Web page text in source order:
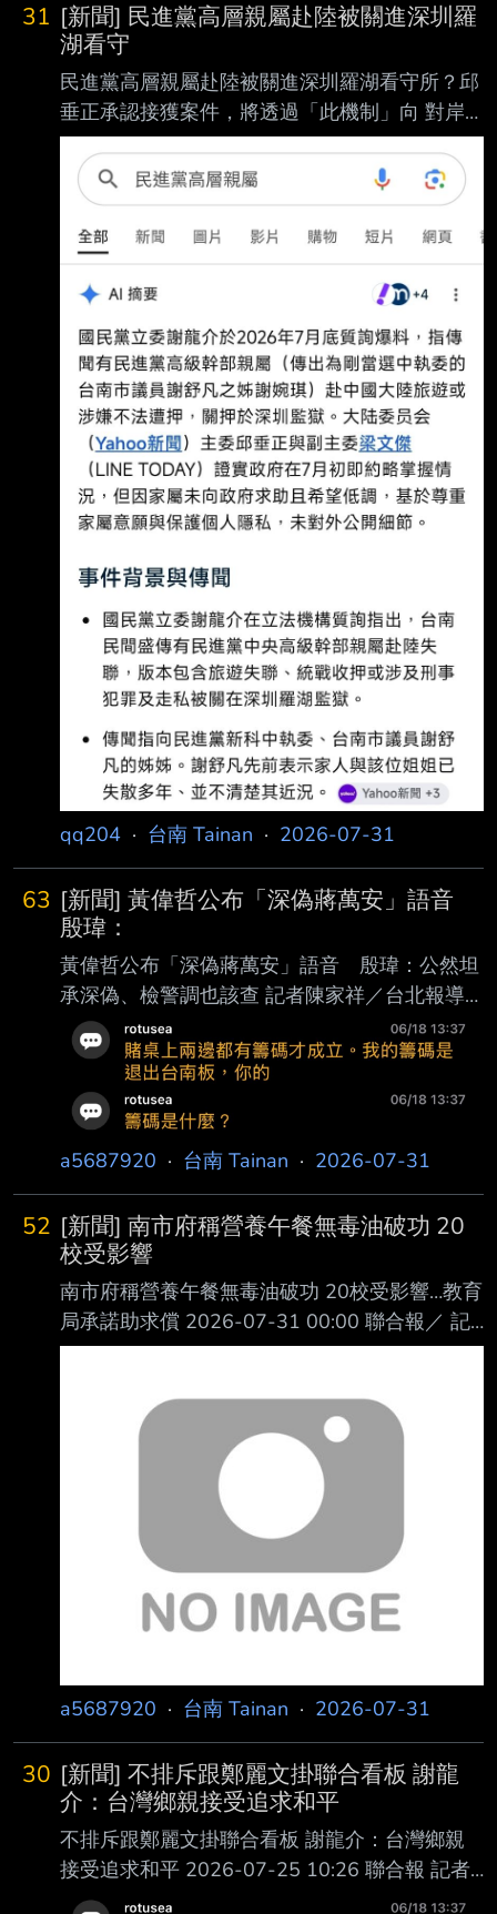
31 [新聞] 民進黨高層親屬赴陸被關進深圳羅
湖看守
民進黨高層親屬赴陸被關進深圳羅湖看守所？邱
垂正承認接獲案件，將透過「此機制」向 對岸
了解 https://www.storm.mg/article/11152468
國民黨籍立委謝龍介7月29日質詢時指出，有民
進黨高層幹部的親屬在大陸失蹤，有人說 卡到
刑事案件，被關在深圳羅湖看守所，陸委會是否
有掌握？邱垂正表示，昨天下午有接 到案件，
會透過兩岸共打機制向對岸問，會積極了解個案
實質幫助家屬。 外傳一名 陸委會主委邱垂正29
日赴立法院報告並備詢。 國民黨籍立委謝龍介
質詢時指出，外傳民進黨高層幹部的親屬到大陸
失
qq204 · 台南 Tainan · 2026-07-31
63 [新聞] 黃偉哲公布「深偽蔣萬安」語音
殷瑋：
黃偉哲公布「深偽蔣萬安」語音 殷瑋：公然坦
承深偽、檢警調也該查 記者陳家祥／台北報導
台南市長黃偉哲今（31日）赴立院召開記者會批
評蔣萬安力挺深偽犯罪行為，還播放3段 深偽蔣
聲音的音頻，要蔣別做AI深偽佛地魔。對此，北
市研考會主委殷瑋回應，「黃偉哲 開完記者會
後，檢警調也要查他了」，黃還公然承認深偽、
是用蔣的聲音；此外，立委王 定宇在記者會上
是教唆犯？這是要查清楚 的。 殷瑋說，很少看
到專門坐4個小時高鐵來回去罵人，之前民進黨
的人都說市長不要評論國 政，不論蔣市
a5687920 · 台南 Tainan · 2026-07-31
52 [新聞] 南市府稱營養午餐無毒油破功 20
校受影響
南市府稱營養午餐無毒油破功 20校受影響…教育
局承諾助求償 2026-07-31 00:00 聯合報／ 記
者吳淑玲／台南報導 台南市府昨天向議會提出
教育局搶先公布 營養午餐未用到問題油，後又
公布三家團膳業者使用問題油，有廿所學校受影
響，造成學 生及家長疑慮，民進黨議員則要求
市府新學期開學前做好把關，教育局表示將協助
求償； 衛生局也強調會建立校園食安風險預警
及監測機制。 市長黃偉哲簽署三點同意書，包
括將受團膳影響的學校納入中央廚房供餐、增購
可驗苯駢 芘檢驗設備及增聘
a5687920 · 台南 Tainan · 2026-07-31
30 [新聞] 不排斥跟鄭麗文掛聯合看板 謝龍
介：台灣鄉親接受追求和平
不排斥跟鄭麗文掛聯合看板 謝龍介：台灣鄉親
接受追求和平 2026-07-25 10:26 聯合報 記者
屈彥辰 國民黨全代會今上午登場，傍晚進行725